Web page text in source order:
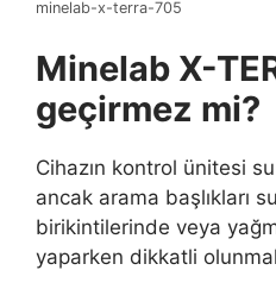
minelab-x-terra-705
Minelab X-
geçirmez mi?
Cihazın kontrol ünitesi
ancak arama başlıkları
birikintilerinde veya
yaparken dikkatli